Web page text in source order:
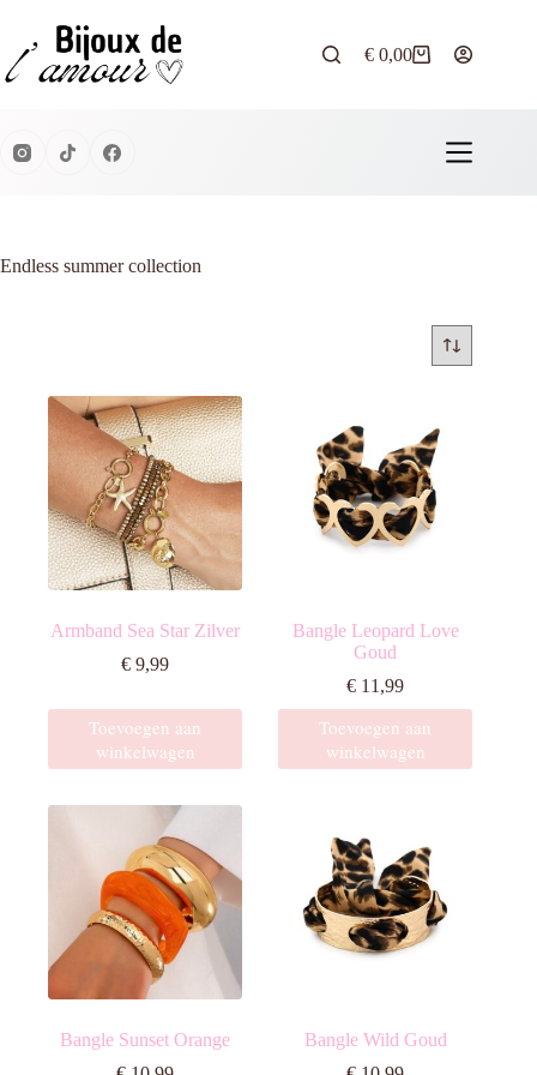
inhoud
Winkelwagen
€ 0,00
Endless summer collection
Armband Sea Star Zilver
€ 9,99
Toevoegen aan
winkelwagen
Bangle Leopard Love
Goud
€ 11,99
Toevoegen aan
winkelwagen
Bangle Sunset Orange
Bangle Wild Goud